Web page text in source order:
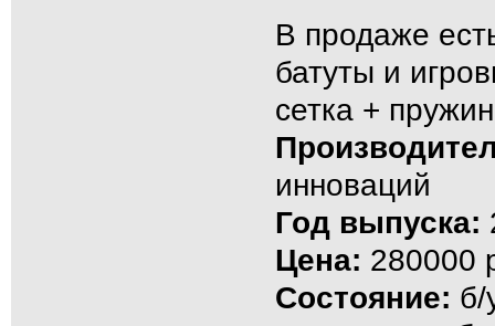
В продаже
батуты и
сетка +
инноваций
Год выпуска:
Цена: 280000
Состояние: б/